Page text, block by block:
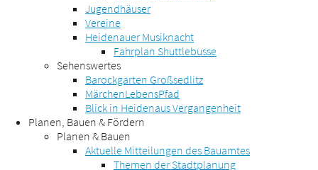
Jugendhäuser
Vereine
Heidenauer Musiknacht
Fahrplan Shuttlebusse
Sehenswertes
Barockgarten Großsedlitz
MärchenLebensPfad
Blick in Heidenaus Vergangenheit
Planen, Bauen & Fördern
Planen & Bauen
Aktuelle Mitteilungen des Bauamtes
Themen der Stadtplanung